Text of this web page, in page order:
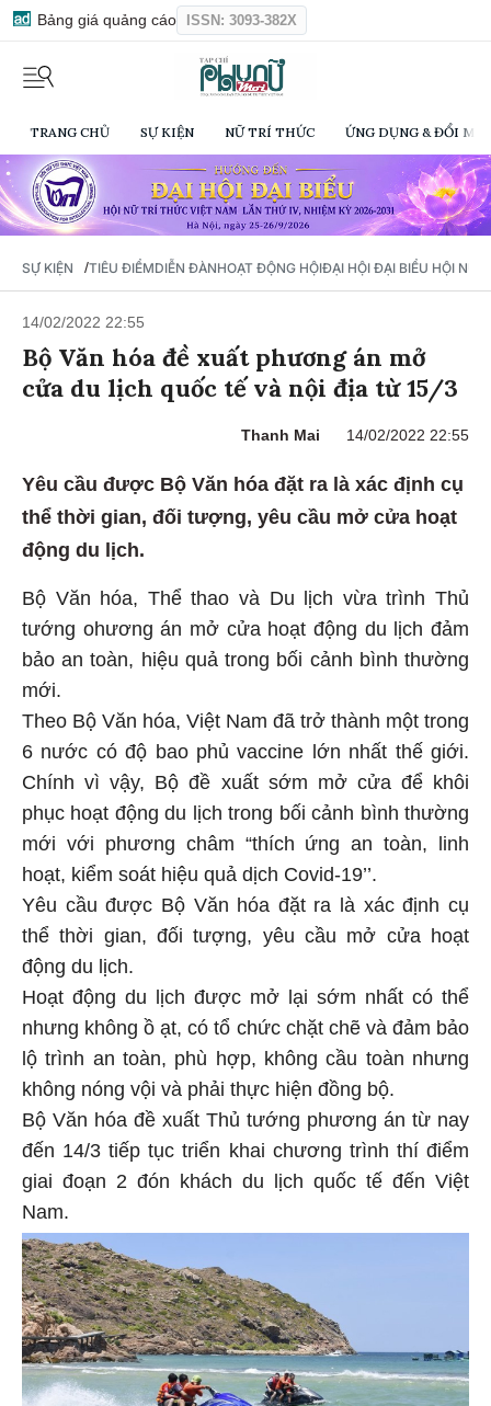
Bảng giá quảng cáo ISSN: 3093-382X
TRANG CHỦ SỰ KIỆN NỮ TRÍ THỨC ỨNG DỤNG & ĐỔI
SỰ KIỆN /TIÊU ĐIỂMDIỄN ĐÀNHOẠT ĐỘNG HỘIĐẠI HỘI ĐẠI BIỂU HỘI NỮ
14/02/2022 22:55
Bộ Văn hóa đề xuất phương án mở
cửa du lịch quốc tế và nội địa từ 15/3
Thanh Mai 14/02/2022 22:55
Yêu cầu được Bộ Văn hóa đặt ra là xác định cụ
thể thời gian, đối tượng, yêu cầu mở cửa hoạt
động du lịch.
Bộ Văn hóa, Thể thao và Du lịch vừa trình Thủ
tướng ohương án mở cửa hoạt động du lịch đảm
bảo an toàn, hiệu quả trong bối cảnh bình thường
mới.
Theo Bộ Văn hóa, Việt Nam đã trở thành một trong
6 nước có độ bao phủ vaccine lớn nhất thế giới.
Chính vì vậy, Bộ đề xuất sớm mở cửa để khôi
phục hoạt động du lịch trong bối cảnh bình thường
mới với phương châm “thích ứng an toàn, linh
hoạt, kiểm soát hiệu quả dịch Covid-19’’.
Yêu cầu được Bộ Văn hóa đặt ra là xác định cụ
thể thời gian, đối tượng, yêu cầu mở cửa hoạt
động du lịch.
Hoạt động du lịch được mở lại sớm nhất có thể
nhưng không ồ ạt, có tổ chức chặt chẽ và đảm bảo
lộ trình an toàn, phù hợp, không cầu toàn nhưng
không nóng vội và phải thực hiện đồng bộ.
Bộ Văn hóa đề xuất Thủ tướng phương án từ nay
đến 14/3 tiếp tục triển khai chương trình thí điểm
giai đoạn 2 đón khách du lịch quốc tế đến Việt
Nam.